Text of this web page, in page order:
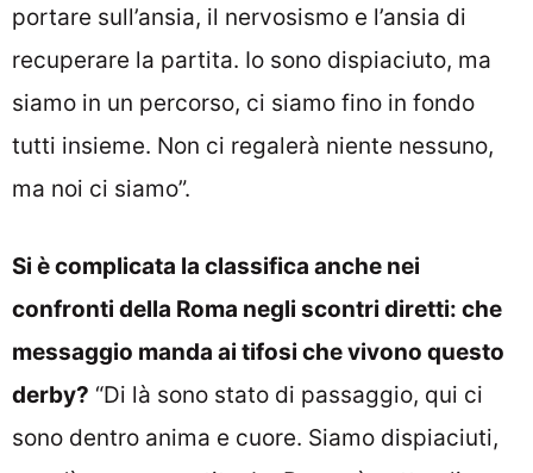
portare sull’ansia, il nervosismo e l’ansia di
recuperare la partita. Io sono dispiaciuto, ma
siamo in un percorso, ci siamo fino in fondo
tutti insieme. Non ci regalerà niente nessuno,
ma noi ci siamo”.
Si è complicata la classifica anche nei
confronti della Roma negli scontri diretti: che
messaggio manda ai tifosi che vivono questo
derby? “Di là sono stato di passaggio, qui ci
sono dentro anima e cuore. Siamo dispiaciuti,